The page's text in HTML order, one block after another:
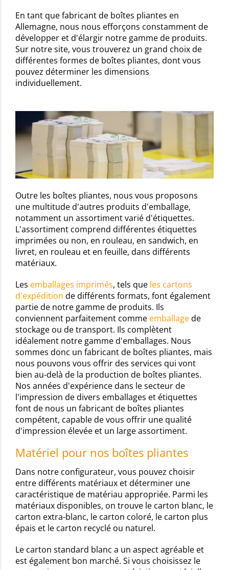
En tant que fabricant de boîtes pliantes en
Allemagne, nous nous efforçons constamment de
développer et d'élargir notre gamme de produits.
Sur notre site, vous trouverez un grand choix de
différentes formes de boîtes pliantes, dont vous
pouvez déterminer les dimensions
individuellement.
Outre les boîtes pliantes, nous vous proposons
une multitude d'autres produits d'emballage,
notamment un assortiment varié d'étiquettes.
L'assortiment comprend différentes étiquettes
imprimées ou non, en rouleau, en sandwich, en
livret, en rouleau et en feuille, dans différents
matériaux.
Les emballages imprimés, tels que les cartons
d'expédition de différents formats, font également
partie de notre gamme de produits. Ils
conviennent parfaitement comme emballagede
stockage ou de transport. Ils complètent
idéalement notre gamme d'emballages. Nous
sommes donc un fabricant de boîtes pliantes, mais
nous pouvons vous offrir des services qui vont
bien au-delà de la production de boîtes pliantes.
Nos années d'expérience dans le secteur de
l'impression de divers emballages et étiquettes
font de nous un fabricant de boîtes pliantes
compétent, capable de vous offrir une qualité
d'impression élevée et un large assortiment.
Matériel pour nos boîtes pliantes
Dans notre configurateur, vous pouvez choisir
entre différents matériaux et déterminer une
caractéristique de matériau appropriée. Parmi les
matériaux disponibles, on trouve le carton blanc, le
carton extra-blanc, le carton coloré, le carton plus
épais et le carton recyclé ou naturel.
Le carton standard blanc a un aspect agréable et
est également bon marché. Si vous choisissez le